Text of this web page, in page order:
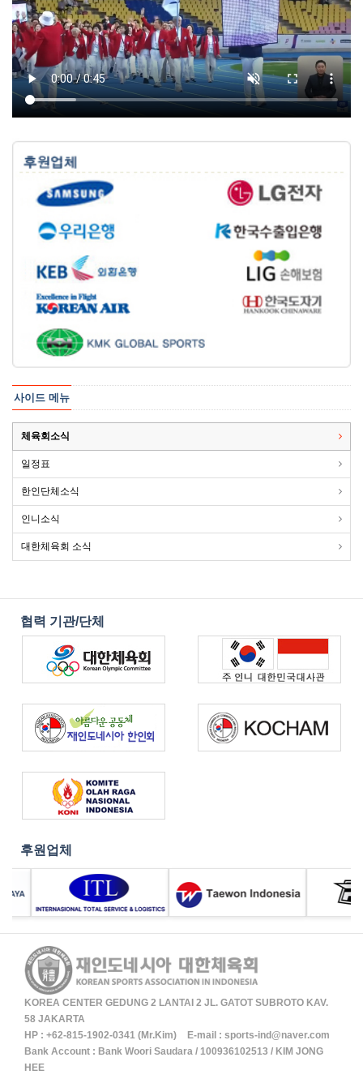
사이드 메뉴
체육회소식
일정표
한인단체소식
인니소식
대한체육회 소식
협력 기관/단체
후원업체
KOREA CENTER GEDUNG 2 LANTAI 2 JL. GATOT SUBROTO KAV.
58 JAKARTA
HP : +62-815-1902-0341 (Mr.Kim) E-mail : sports-ind@naver.com
Bank Account : Bank Woori Saudara / 100936102513 / KIM JONG
HEE